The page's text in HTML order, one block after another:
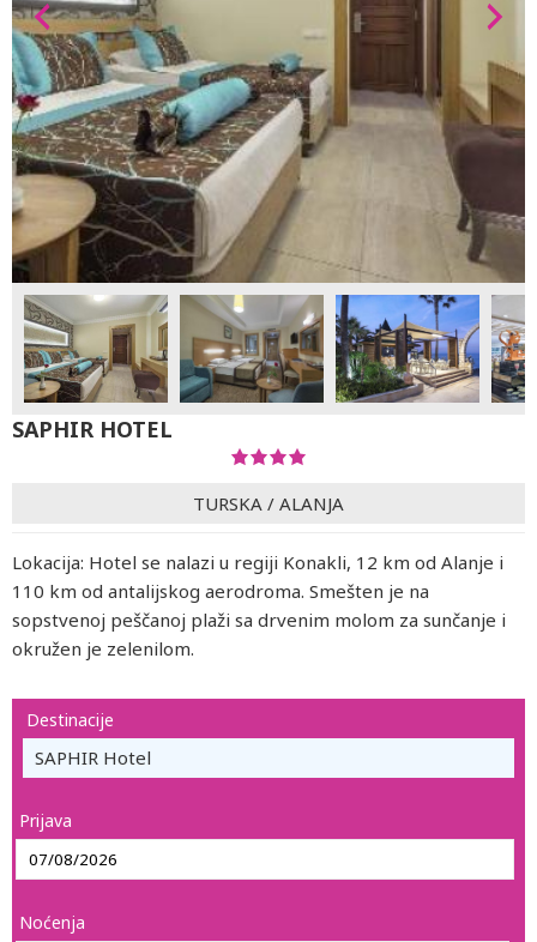
SAPHIR HOTEL
TURSKA / ALANJA
Lokacija: Hotel se nalazi u regiji Konakli, 12 km od Alanje i
110 km od antalijskog aerodroma. Smešten je na
sopstvenoj peščanoj plaži sa drvenim molom za sunčanje i
okružen je zelenilom.
Destinacije
SAPHIR Hotel
Prijava
Noćenja